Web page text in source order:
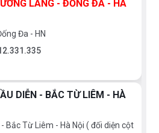
LÁNG - ĐỐNG ĐA - HÀ
Đa - HN
DIỄN - BẮC TỪ LIÊM - HÀ
Bắc Từ Liêm - Hà Nội ( đối diện cột